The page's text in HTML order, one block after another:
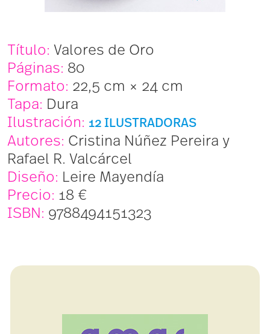
Título: Valores de Oro
Páginas: 80
Formato: 22,5 cm × 24 cm
Tapa: Dura
Ilustración: 12ILUSTRADORAS
Autores: Cristina Núñez Pereira y
Rafael R. Valcárcel
Diseño: Leire Mayendía
Precio: 18 €
ISBN: 9788494151323